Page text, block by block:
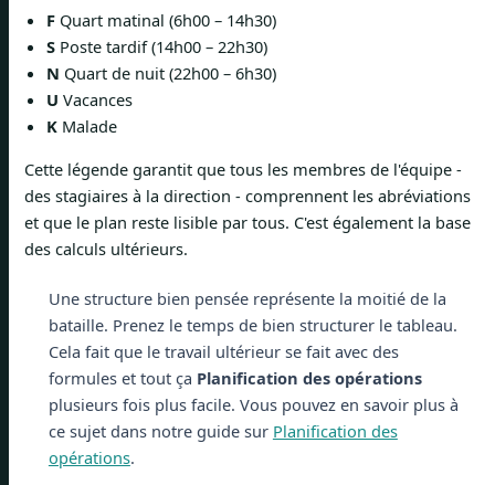
F Quart matinal (6h00 – 14h30)
S Poste tardif (14h00 – 22h30)
N Quart de nuit (22h00 – 6h30)
U Vacances
K Malade
Cette légende garantit que tous les membres de l'équipe -
des stagiaires à la direction - comprennent les abréviations
et que le plan reste lisible par tous. C'est également la base
des calculs ultérieurs.
Une structure bien pensée représente la moitié de la
bataille. Prenez le temps de bien structurer le tableau.
Cela fait que le travail ultérieur se fait avec des
formules et tout ça Planification des opérations
plusieurs fois plus facile. Vous pouvez en savoir plus à
ce sujet dans notre guide sur Planification des
opérations.